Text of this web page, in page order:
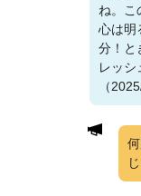
ね。こ
心は明
分！と
レッシ
（